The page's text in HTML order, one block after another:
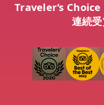
Traveler’s
連続